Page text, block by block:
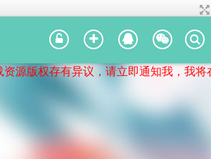
权存有异议，请立即通知我，我将在第